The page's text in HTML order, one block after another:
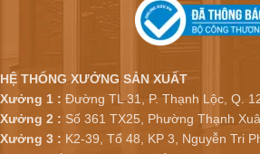
HỆ THỐNG XƯỞNG SẢN XUẤT
Xưởng 1 : Đường TL 31, P. Thạnh Lộc, Q.
Xưởng 2 : Số 361 TX25, Phường Thạnh
Xưởng 3 : K2-39, Tổ 48, KP 3, Nguyễn Tri